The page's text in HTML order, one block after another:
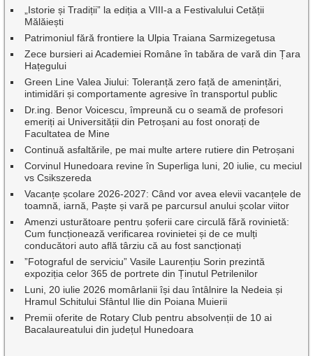
„Istorie și Tradiții” la ediția a VIII-a a Festivalului Cetății
Mălăiești
Patrimoniul fără frontiere la Ulpia Traiana Sarmizegetusa
Zece bursieri ai Academiei Române în tabăra de vară din Țara
Hațegului
Green Line Valea Jiului: Toleranță zero față de amenințări,
intimidări și comportamente agresive în transportul public
Dr.ing. Benor Voicescu, împreună cu o seamă de profesori
emeriți ai Universității din Petroșani au fost onorați de
Facultatea de Mine
Continuă asfaltările, pe mai multe artere rutiere din Petroșani
Corvinul Hunedoara revine în Superliga luni, 20 iulie, cu meciul
vs Csikszereda
Vacanțe școlare 2026-2027: Când vor avea elevii vacanțele de
toamnă, iarnă, Paște și vară pe parcursul anului școlar viitor
Amenzi usturătoare pentru șoferii care circulă fără rovinietă:
Cum funcționează verificarea rovinietei și de ce mulți
conducători auto află târziu că au fost sancționați
”Fotograful de serviciu” Vasile Laurențiu Sorin prezintă
expoziția celor 365 de portrete din Ținutul Petrilenilor
Luni, 20 iulie 2026 momârlanii își dau întâlnire la Nedeia și
Hramul Schitului Sfântul Ilie din Poiana Muierii
Premii oferite de Rotary Club pentru absolvenții de 10 ai
Bacalaureatului din județul Hunedoara